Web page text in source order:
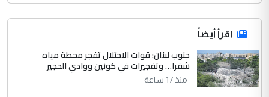
اقرأ أيضاً
جنوب لبنان: قوات الاحتلال تفجر محطة مياه
شقرا… وتفجيرات في كونين ووادي الحجير
منذ 17 ساعة